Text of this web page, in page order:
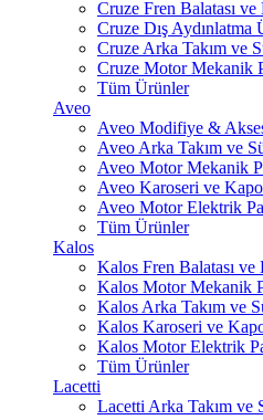
Cruze Fren Balatası
Cruze Dış Aydınlatma
Cruze Arka Takım ve
Cruze Motor Mekanik
Tüm Ürünler
Aveo
Aveo Modifiye &
Aveo Arka Takım ve
Aveo Motor Mekanik
Aveo Karoseri ve
Aveo Motor Elektrik
Tüm Ürünler
Kalos
Kalos Fren Balatası ve
Kalos Motor Mekanik
Kalos Arka Takım ve
Kalos Karoseri ve
Kalos Motor Elektrik
Tüm Ürünler
Lacetti
Lacetti Arka Takım ve